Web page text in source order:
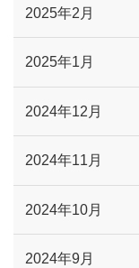
2025年2月
2025年1月
2024年12月
2024年11月
2024年10月
2024年9月